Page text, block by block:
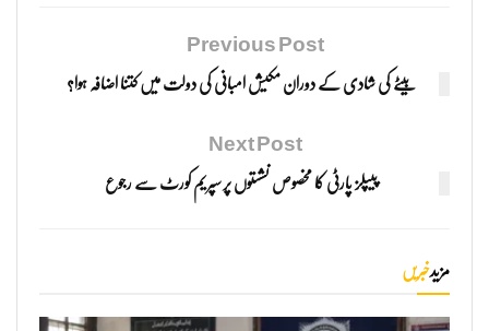
Previous Post
بیٹے کی شادی کے دوران مکیش امبانی کی دولت میں کتنا اضافہ ہوا؟
Next Post
پیپلز پارٹی کا مخصوص نشستوں پر سپریم کورٹ سے رجوع
مزیدخبریں